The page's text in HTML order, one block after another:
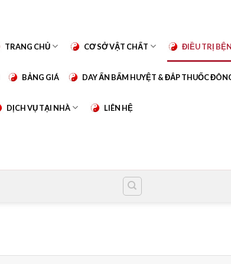
TRANG CHỦ CƠ SỞ VẬT CHẤT ĐIỀU TRỊ
BẢNG GIÁ DAY ẤN BẤM HUYỆT & ĐẮP THUỐC
DỊCH VỤ TẠI NHÀ LIÊN HỆ